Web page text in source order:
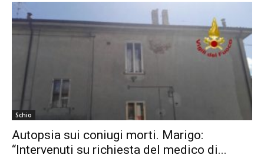
Schio
Autopsia sui coniugi morti. Marigo:
“Intervenuti su richiesta del medico di...